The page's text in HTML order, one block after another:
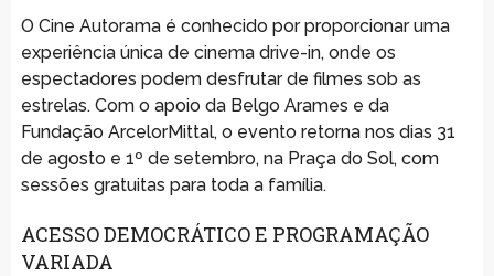
O Cine Autorama é conhecido por proporcionar uma
experiência única de cinema drive-in, onde os
espectadores podem desfrutar de filmes sob as
estrelas. Com o apoio da Belgo Arames e da
Fundação ArcelorMittal, o evento retorna nos dias 31
de agosto e 1º de setembro, na Praça do Sol, com
sessões gratuitas para toda a família.
ACESSO DEMOCRÁTICO E PROGRAMAÇÃO
VARIADA